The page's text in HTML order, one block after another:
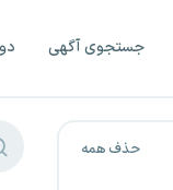
جستجوی آگهی
حذف همه